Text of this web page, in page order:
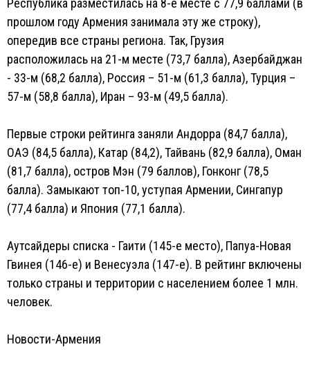
Республика разместилась на 8-е месте с 77,9 баллами (в
прошлом году Армения занимала эту же строку),
опередив все страны региона. Так, Грузия
расположилась на 21-м месте (73,7 балла), Азербайджан
- 33-м (68,2 балла), Россия – 51-м (61,3 балла), Турция –
57-м (58,8 балла), Иран – 93-м (49,5 балла).
Первые строки рейтинга заняли Андорра (84,7 балла),
ОАЭ (84,5 балла), Катар (84,2), Тайвань (82,9 балла), Оман
(81,7 балла), остров Мэн (79 баллов), Гонконг (78,5
балла). Замыкают топ-10, уступая Армении, Сингапур
(77,4 балла) и Япония (77,1 балла).
Аутсайдеры списка - Гаити (145-е место), Папуа-Новая
Гвинея (146-е) и Венесуэла (147-е). В рейтинг включены
только страны и территории с населением более 1 млн.
человек.
Новости-Армения